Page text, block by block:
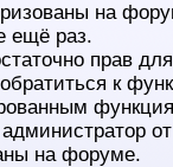
на
ещё раз.
прав
к
на форуме.